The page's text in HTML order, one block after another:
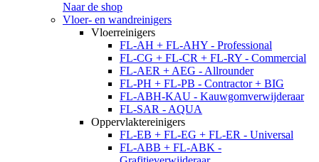
Naar de shop
Vloer- en wandreinigers
Vloerreinigers
FL-AH + FL-AHY - Professional
FL-CG + FL-CR + FL-RY - Commercial
FL-AER + AEG - Allrounder
FL-PH + FL-PB - Contractor + BIG
FL-ABH-KAU - Kauwgomverwijderaar
FL-SAR - AQUA
Oppervlaktereinigers
FL-EB + FL-EG + FL-ER - Universal
FL-ABB + FL-ABK -